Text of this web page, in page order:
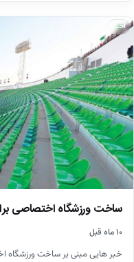
اخبار
ساخت ورزشگاه اختصاصی
۱۰ ماه قبل
خبر هایی مبنی بر ساخت ورزشگاه